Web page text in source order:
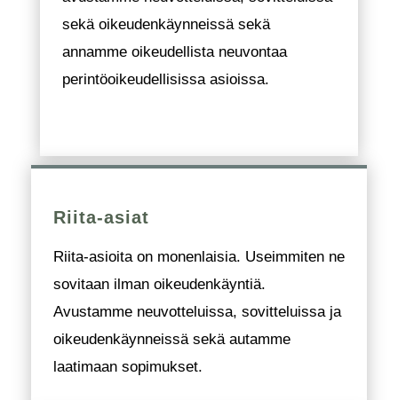
sekä oikeudenkäynneissä sekä
annamme oikeudellista neuvontaa
perintöoikeudellisissa asioissa.
Riita-asiat
Riita-asioita on monenlaisia. Useimmiten ne
sovitaan ilman oikeudenkäyntiä.
Avustamme neuvotteluissa, sovitteluissa ja
oikeudenkäynneissä sekä autamme
laatimaan sopimukset.